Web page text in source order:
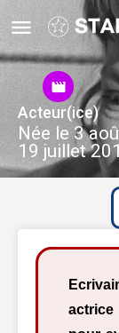
Acteur(ice)
Née le 3
19 juillet
actrice